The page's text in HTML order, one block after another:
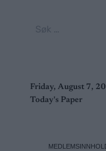
Friday, August 7,
Today's Paper